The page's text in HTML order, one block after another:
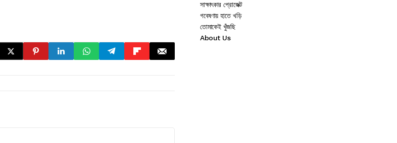
সাক্ষাৎকার প্রোজেক্ট
গবেষণায় হাতে খড়ি
তোমাকেই খুঁজছি
About Us